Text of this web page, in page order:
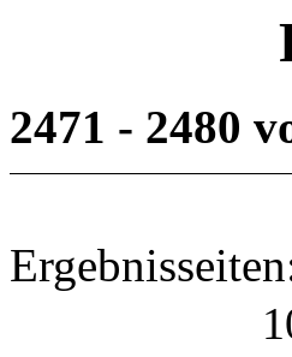
2471 - 2480